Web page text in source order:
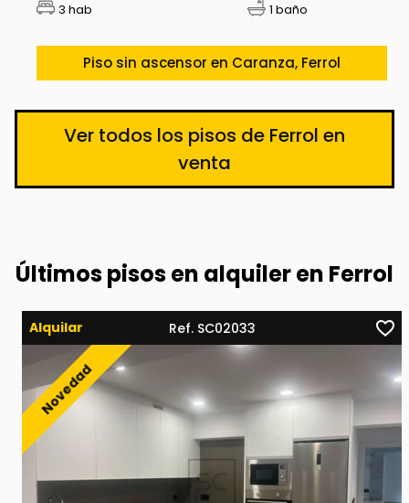
3 hab 1 baño
Piso sin ascensor en Caranza, Ferrol
Ver todos los pisos de Ferrol en
venta
Últimos pisos en alquiler en Ferrol
Alquilar Ref. SC02033